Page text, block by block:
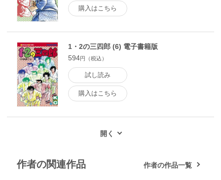
購入はこちら
1・2の三四郎 (6) 電子書籍版
594円（税込）
試し読み
購入はこちら
作者の関連作品 作者の作品一覧